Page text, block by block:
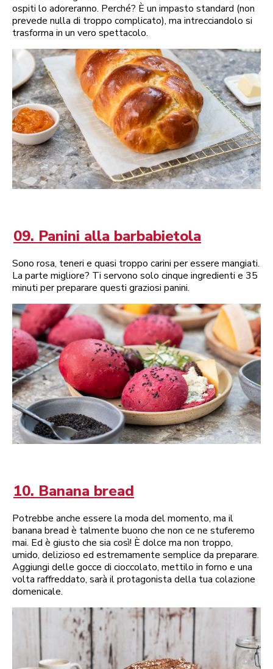
ospiti lo adoreranno. Perché? È un impasto standard (non
prevede nulla di troppo complicato), ma intrecciandolo si
trasforma in un vero spettacolo.
09. Panini alla barbabietola
Sono rosa, teneri e quasi troppo carini per essere mangiati.
La parte migliore? Ti servono solo cinque ingredienti e 35
minuti per preparare questi graziosi panini.
10. Banana bread
Potrebbe anche essere la moda del momento, ma il
banana bread è talmente buono che non ce ne stuferemo
mai. Ed è giusto che sia così! È dolce ma non troppo,
umido, delizioso ed estremamente semplice da preparare.
Aggiungi delle gocce di cioccolato, mettilo in forno e una
volta raffreddato, sarà il protagonista della tua colazione
domenicale.